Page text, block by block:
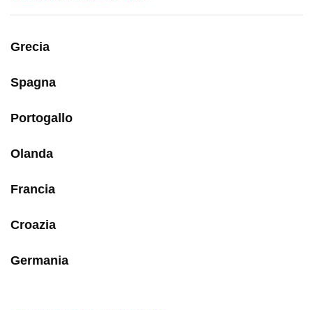
Grecia
Spagna
Portogallo
Olanda
Francia
Croazia
Germania